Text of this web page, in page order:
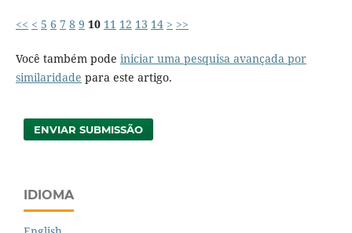
<< < 5 6 7 8 9 10 11 12 13 14 > >>
Você também pode iniciar uma pesquisa avançada por
similaridade para este artigo.
ENVIAR SUBMISSÃO
IDIOMA